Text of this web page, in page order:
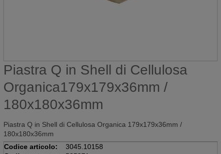
Piastra Q in Shell di Cellulosa
Organica179x179x36mm /
180x180x36mm
Piastra Q in Shell di Cellulosa Organica 179x179x36mm /
180x180x36mm
Codice articolo:
3045.10158